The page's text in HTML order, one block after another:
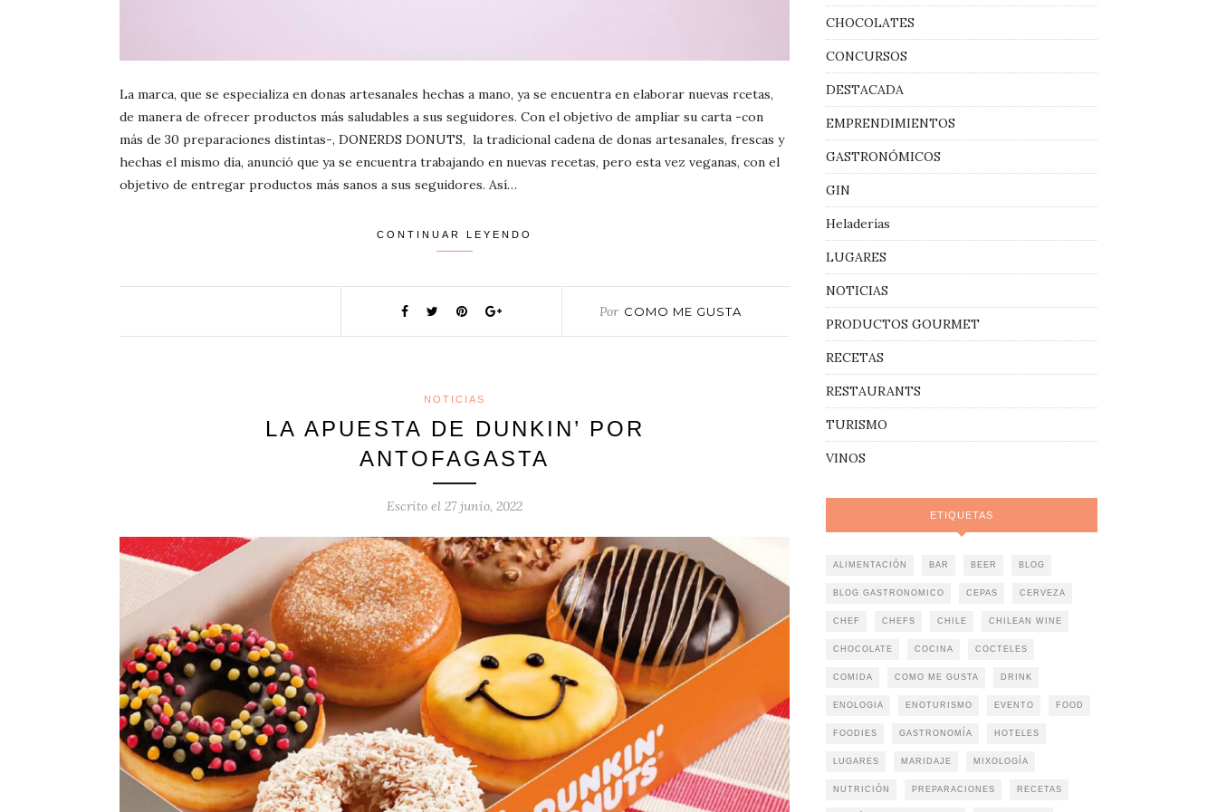
La marca, que se especializa en donas artesanales hechas a mano, ya se encuentra en elaborar nuevas rcetas,
de manera de ofrecer productos más saludables a sus seguidores. Con el objetivo de ampliar su carta -con
más de 30 preparaciones distintas-, DONERDS DONUTS, la tradicional cadena de donas artesanales, frescas y
hechas el mismo día, anunció que ya se encuentra trabajando en nuevas recetas, pero esta vez veganas, con el
objetivo de entregar productos más sanos a sus seguidores. Así…
CONTINUAR LEYENDO
Por COMO ME GUSTA
NOTICIAS
LA APUESTA DE DUNKIN’ POR
ANTOFAGASTA
Escrito el 27 junio, 2022
CHOCOLATES
CONCURSOS
DESTACADA
EMPRENDIMIENTOS
GASTRONÓMICOS
GIN
Heladerías
LUGARES
NOTICIAS
PRODUCTOS GOURMET
RECETAS
RESTAURANTS
TURISMO
VINOS
ETIQUETAS
ALIMENTACIÓN BAR BEER BLOG
BLOG GASTRONOMICO CEPAS CERVEZA
CHEF CHEFS CHILE CHILEAN WINE
CHOCOLATE COCINA COCTELES
COMIDA COMO ME GUSTA DRINK
ENOLOGIA ENOTURISMO EVENTO FOOD
FOODIES GASTRONOMÍA HOTELES
LUGARES MARIDAJE MIXOLOGÍA
NUTRICIÓN PREPARACIONES RECETAS